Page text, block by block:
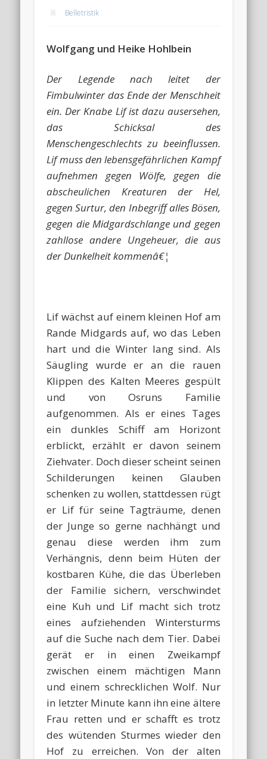
Belletristik
Wolfgang und Heike Hohlbein
Der Legende nach leitet der
Fimbulwinter das Ende der Menschheit
ein. Der Knabe Lif ist dazu ausersehen,
das Schicksal des
Menschengeschlechts zu beeinflussen.
Lif muss den lebensgefährlichen Kampf
aufnehmen gegen Wölfe, gegen die
abscheulichen Kreaturen der Hel,
gegen Surtur, den Inbegriff alles Bösen,
gegen die Midgardschlange und gegen
zahllose andere Ungeheuer, die aus
der Dunkelheit kommenâ€¦
Lif wächst auf einem kleinen Hof am
Rande Midgards auf, wo das Leben
hart und die Winter lang sind. Als
Säugling wurde er an die rauen
Klippen des Kalten Meeres gespült
und von Osruns Familie
aufgenommen. Als er eines Tages
ein dunkles Schiff am Horizont
erblickt, erzählt er davon seinem
Ziehvater. Doch dieser scheint seinen
Schilderungen keinen Glauben
schenken zu wollen, stattdessen rügt
er Lif für seine Tagträume, denen
der Junge so gerne nachhängt und
genau diese werden ihm zum
Verhängnis, denn beim Hüten der
kostbaren Kühe, die das Überleben
der Familie sichern, verschwindet
eine Kuh und Lif macht sich trotz
eines aufziehenden Wintersturms
auf die Suche nach dem Tier. Dabei
gerät er in einen Zweikampf
zwischen einem mächtigen Mann
und einem schrecklichen Wolf. Nur
in letzter Minute kann ihn eine ältere
Frau retten und er schafft es trotz
des wütenden Sturmes wieder den
Hof zu erreichen. Von der alten